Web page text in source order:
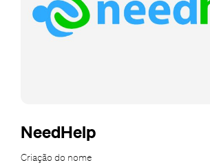
NeedHelp
Criação do nome